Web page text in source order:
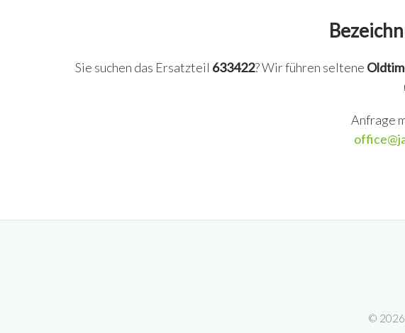
Sie suchen das Ersatzteil 633422? Wir führen seltene
Anfrage
© 2026